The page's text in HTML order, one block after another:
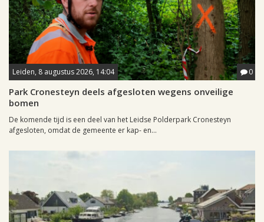
Leiden, 8 augustus 2026, 14:04 0
Park Cronesteyn deels afgesloten wegens onveilige
bomen
De komende tijd is een deel van het Leidse Polderpark Cronesteyn
afgesloten, omdat de gemeente er kap- en...